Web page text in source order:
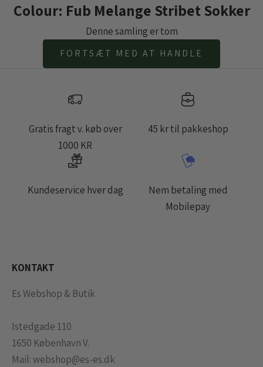
Colour: Fub Melange Stribet Sokker
Denne samling er tom
FORTSÆT MED AT HANDLE
Gratis fragt v. køb over
1000 KR
45 kr til pakkeshop
Kundeservice hver dag
Nem betaling med
Mobilepay
KONTAKT
Es Webshop & Butik
Istedgade 110
1650 København V.
Mail:webshop@es-es.dk